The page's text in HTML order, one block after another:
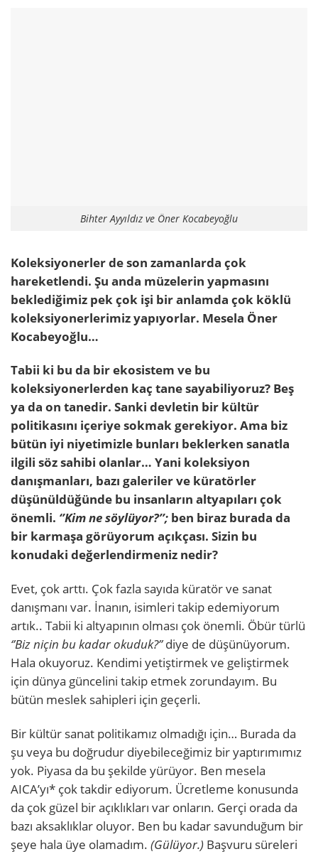
Bihter Ayyıldız ve Öner Kocabeyoğlu
Koleksiyonerler de son zamanlarda çok
hareketlendi. Şu anda müzelerin yapmasını
beklediğimiz pek çok işi bir anlamda çok köklü
koleksiyonerlerimiz yapıyorlar. Mesela Öner
Kocabeyoğlu…
Tabii ki bu da bir ekosistem ve bu
koleksiyonerlerden kaç tane sayabiliyoruz? Beş
ya da on tanedir. Sanki devletin bir kültür
politikasını içeriye sokmak gerekiyor. Ama biz
bütün iyi niyetimizle bunları beklerken sanatla
ilgili söz sahibi olanlar… Yani koleksiyon
danışmanları, bazı galeriler ve küratörler
düşünüldüğünde bu insanların altyapıları çok
önemli. ‘’Kim ne söylüyor?’’; ben biraz burada da
bir karmaşa görüyorum açıkçası. Sizin bu
konudaki değerlendirmeniz nedir?
Evet, çok arttı. Çok fazla sayıda küratör ve sanat
danışmanı var. İnanın, isimleri takip edemiyorum
artık.. Tabii ki altyapının olması çok önemli. Öbür türlü
‘’Biz niçin bu kadar okuduk?’’diye de düşünüyorum.
Hala okuyoruz. Kendimi yetiştirmek ve geliştirmek
için dünya güncelini takip etmek zorundayım. Bu
bütün meslek sahipleri için geçerli.
Bir kültür sanat politikamız olmadığı için… Burada da
şu veya bu doğrudur diyebileceğimiz bir yaptırımımız
yok. Piyasa da bu şekilde yürüyor. Ben mesela
AICA’yı* çok takdir ediyorum. Ücretleme konusunda
da çok güzel bir açıklıkları var onların. Gerçi orada da
bazı aksaklıklar oluyor. Ben bu kadar savunduğum bir
şeye hala üye olamadım. (Gülüyor.) Başvuru süreleri